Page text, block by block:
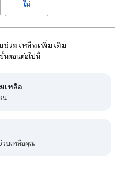
ไม่
ช่วยเหลือเพิ่มเติม
นตอนต่อไปนี้
เหลือ
น
ช่วยเหลือคุณ